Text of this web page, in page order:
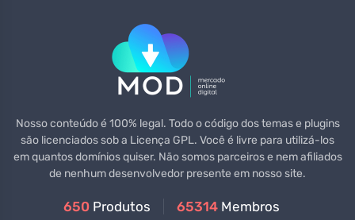
Nosso conteúdo é 100% legal. Todo o código dos temas e plugins
são licenciados sob a Licença GPL. Você é livre para utilizá-los
em quantos domínios quiser. Não somos parceiros e nem afiliados
de nenhum desenvolvedor presente em nosso site.
650 Produtos 65314 Membros